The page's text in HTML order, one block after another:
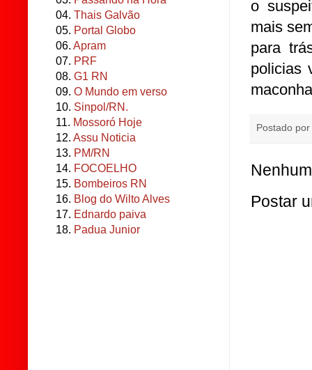
o
mais
para
policias
Postado por
Postar
04. Thais Galvão
05. Portal Globo
06. Apram
07. PRF
08. G1 RN
09. O Mundo em verso
10. Sinpol/RN.
11. Mossoró Hoje
12. Assu Noticia
13. PM/RN
14. FOCOELHO
15. Bombeiros RN
16. Blog do Wilto Alves
17. Ednardo paiva
18. Padua Junior